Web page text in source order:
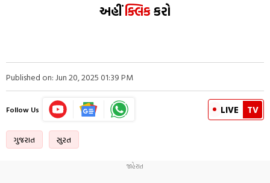
અહીંક્લિક કરો
Published on: Jun 20, 2025 01:39 PM
Follow Us LIVE TV
ગુજરાત સુરત